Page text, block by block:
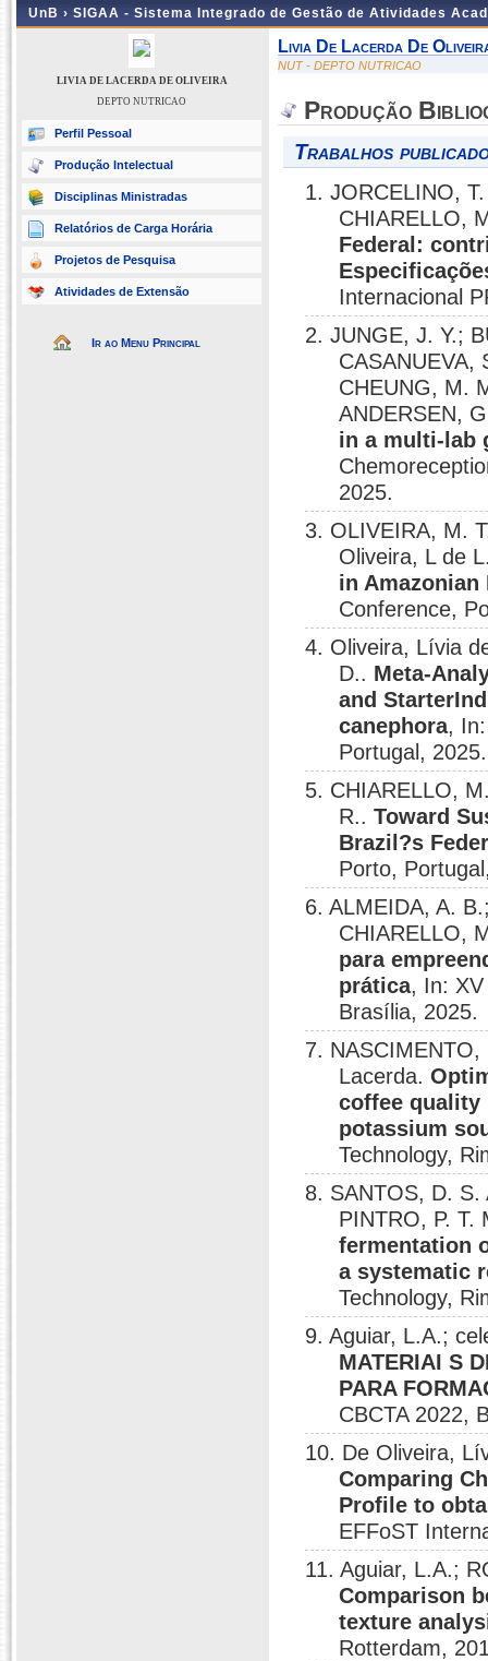
UnB › SIGAA - Sistema Integrado de Gestão de Atividades
LIVIA DE LACERDA DE OLIVEIRA
DEPTO NUTRICAO
Perfil Pessoal
Produção Intelectual
Disciplinas Ministradas
Relatórios de Carga Horária
Projetos de Pesquisa
Atividades de Extensão
Ir ao Menu Principal
Livia De Lacerda De
NUT - DEPTO NUTRICAO
Produção
Trabalhos
1. JORCELINO,
CHIARELLO,
Federal:
Internacional
2. JUNGE, J. Y.;
CASANUEVA,
CHEUNG, M.
ANDERSEN,
in a multi-lab
2025.
3. OLIVEIRA, M.
Oliveira, L de
in Amazonian
Conference,
4. Oliveira, Lívia
D.. Meta-
and
canephora,
Portugal, 2025.
5. CHIARELLO,
R..Toward
Brazil?s
Porto,
6. ALMEIDA, A.
CHIARELLO,
para
prática, In: XV
Brasília, 2025.
7.
Lacerda.
coffee
potassium
Technology,
8. SANTOS, D.
PINTRO, P.
fermentation
a systematic
Technology,
9. Aguiar, L.A.;
MATERIAI S
PARA
CBCTA 2022,
10. De Oliveira,
Comparing
Profile to
EFFoST
11. Aguiar, L.A.;
Comparison
texture
Rotterdam,